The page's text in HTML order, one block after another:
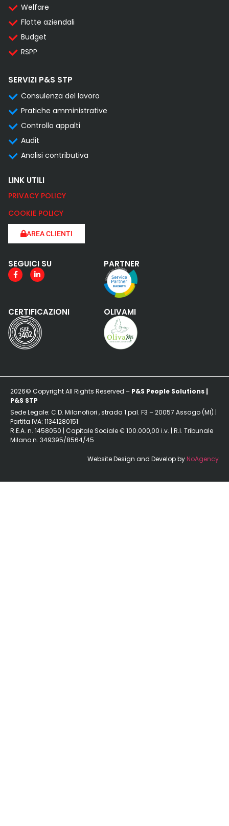
Welfare
Flotte aziendali
Budget
RSPP
SERVIZI P&S STP
Consulenza del lavoro
Pratiche amministrative
Controllo appalti
Audit
Analisi contributiva
LINK UTILI
PRIVACY POLICY
COOKIE POLICY
AREA CLIENTI
SEGUICI SU PARTNER
CERTIFICAZIONI OLIVAMI
2026© Copyright All Rights Reserved – P&S People Solutions |
P&S STP
Sede Legale: C.D. Milanofiori , strada 1 pal. F3 – 20057 Assago (MI) |
Partita IVA: 11341280151
R.E.A. n. 1458050 | Capitale Sociale € 100.000,00 i.v. | R.I. Tribunale
Milano n. 349395/8564/45
Website Design and Develop by NoAgency